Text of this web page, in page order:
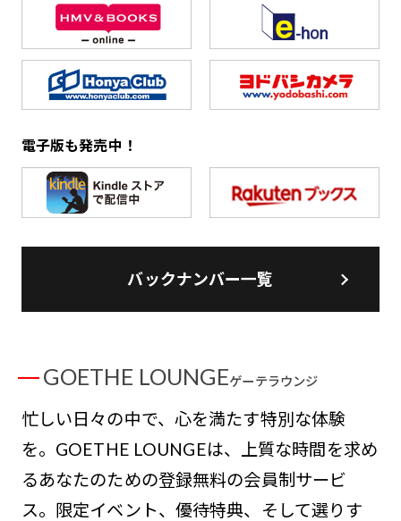
電子版も発売中！
バックナンバー一覧
GOETHE LOUNGEゲーテラウンジ
忙しい日々の中で、心を満たす特別な体験
を。GOETHE LOUNGEは、上質な時間を求め
るあなたのための登録無料の会員制サービ
ス。限定イベント、優待特典、そして選りす